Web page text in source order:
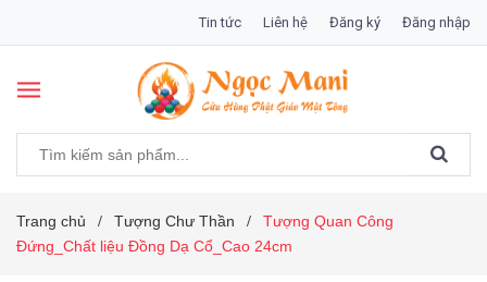
Tin tức Liên hệ Đăng ký Đăng nhập
Trang chủ / Tượng Chư Thần /
Tượng Quan Công
Đứng_Chất liệu Đồng Dạ Cổ_Cao 24cm